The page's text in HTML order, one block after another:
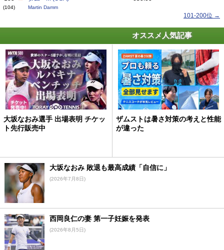
(104) Martin Damm
101-200位 →
オススメ人気記事
大坂なおみ選手 出場表明 チケッ
ト先行販売中
ザムストは暑さ対策の考えと性能
が違った
大坂なおみ 敗退も最高成績「自信に」
(2026年7月8日)
西岡良仁の妻 第一子妊娠を発表
(2026年8月5日)